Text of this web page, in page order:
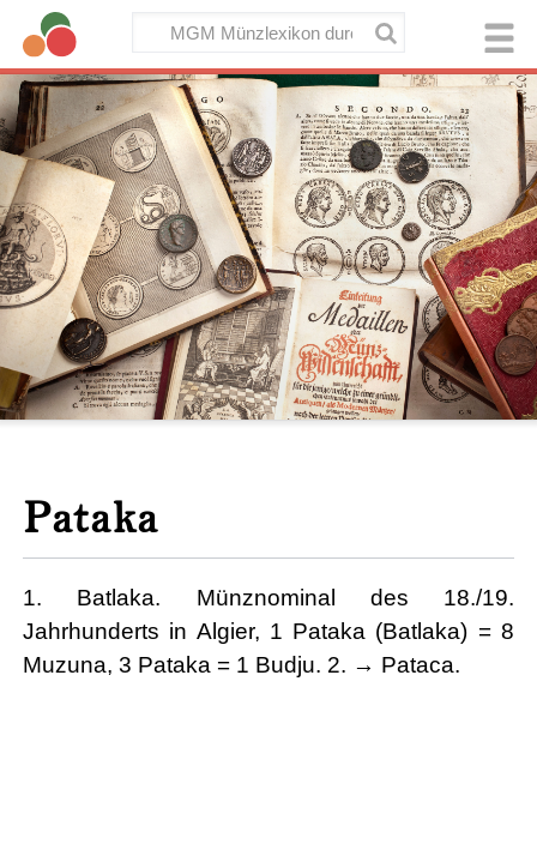
Pataka
1. Batlaka. Münznominal des 18./19.
Jahrhunderts in Algier, 1 Pataka (Batlaka) = 8
Muzuna, 3 Pataka = 1 Budju. 2. → Pataca.